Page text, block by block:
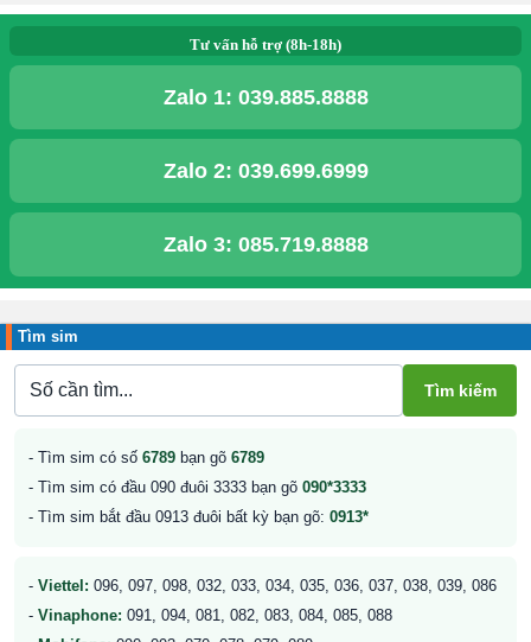
Tư vấn hỗ trợ (8h-18h)
Zalo 1: 039.885.8888
Zalo 2: 039.699.6999
Zalo 3: 085.719.8888
Tìm sim
- Tìm sim có số 6789 bạn gõ 6789
- Tìm sim có đầu 090 đuôi 3333 bạn gõ 090*3333
- Tìm sim bắt đầu 0913 đuôi bất kỳ bạn gõ: 0913*
- Viettel: 096, 097, 098, 032, 033, 034, 035, 036, 037, 038, 039, 086
- Vinaphone: 091, 094, 081, 082, 083, 084, 085, 088